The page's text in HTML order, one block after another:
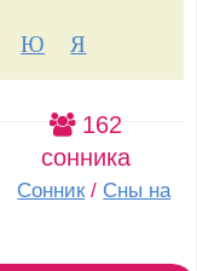
Ю Я
162
сонника
Сонник / Сны на